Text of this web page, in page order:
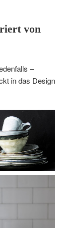
von
–
in das Design